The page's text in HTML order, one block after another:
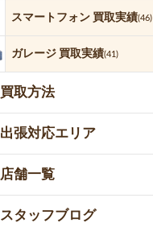
スマートフォン 買取実績(46)
ガレージ 買取実績(41)
買取方法
出張対応エリア
店舗一覧
スタッフブログ